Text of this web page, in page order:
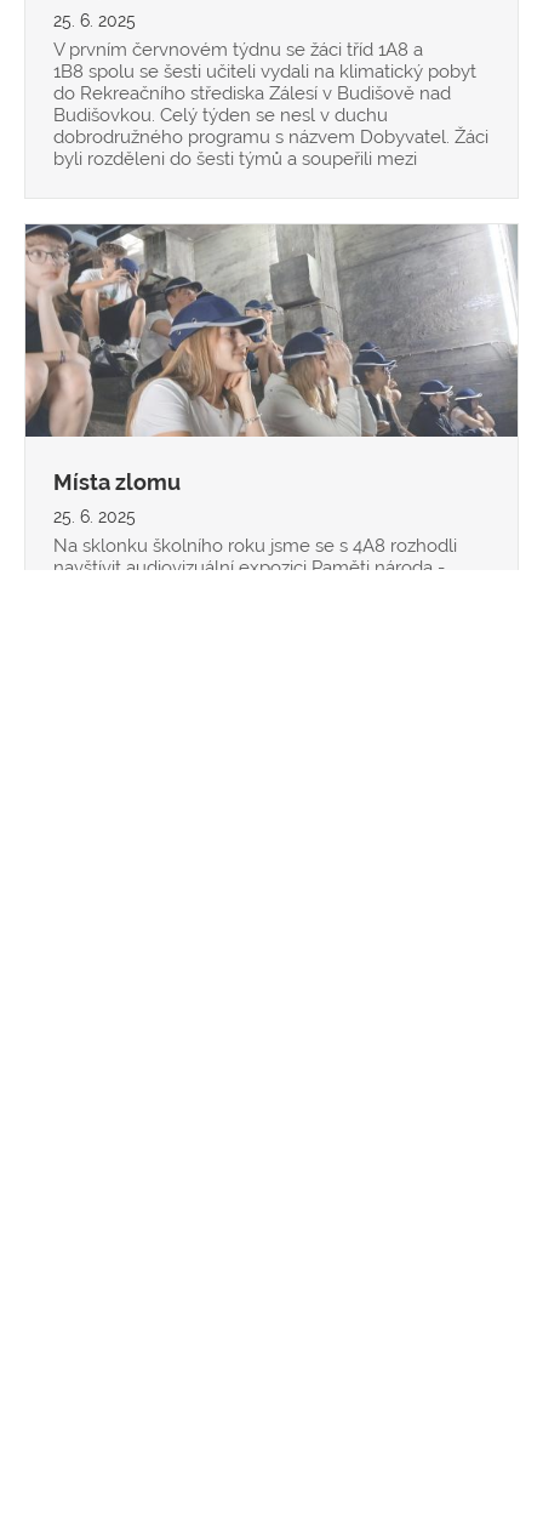
25. 6. 2025
V prvním červnovém týdnu se žáci tříd 1A8 a
1B8 spolu se šesti učiteli vydali na klimatický pobyt
do Rekreačního střediska Zálesí v Budišově nad
Budišovkou. Celý týden se nesl v duchu
dobrodružného programu s názvem Dobyvatel. Žáci
byli rozděleni do šesti týmů a soupeřili mezi
Místa zlomu
25. 6. 2025
Na sklonku školního roku jsme se s 4A8 rozhodli
navštívit audiovizuální expozici Paměti národa -